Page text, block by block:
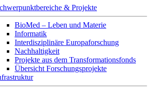
& Projekte
BioMed – Leben und Materie
Informatik
Interdisziplinäre Europaforschung
Nachhaltigkeit
Projekte aus dem Transformationsfonds
Übersicht Forschungsprojekte